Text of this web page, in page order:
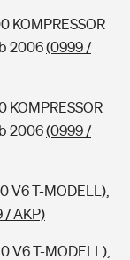
KOMPRESSOR
2006(0999 /
KOMPRESSOR
2006(0999 /
V6 T-MODELL),
/ AKP)
V6 T-MODELL),